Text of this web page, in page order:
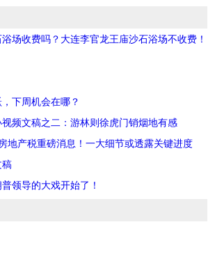
场收费吗？大连李官龙王庙沙石浴场不收费！
下周机会在哪？
频文稿之二：游林则徐虎门销烟地有感
地产税重磅消息！一大细节或透露关键进度
稿
领导的大戏开始了！